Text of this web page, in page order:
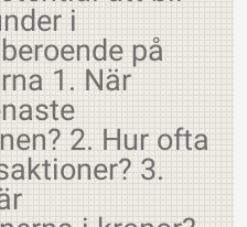
i
på
1. När
2. Hur ofta
3.